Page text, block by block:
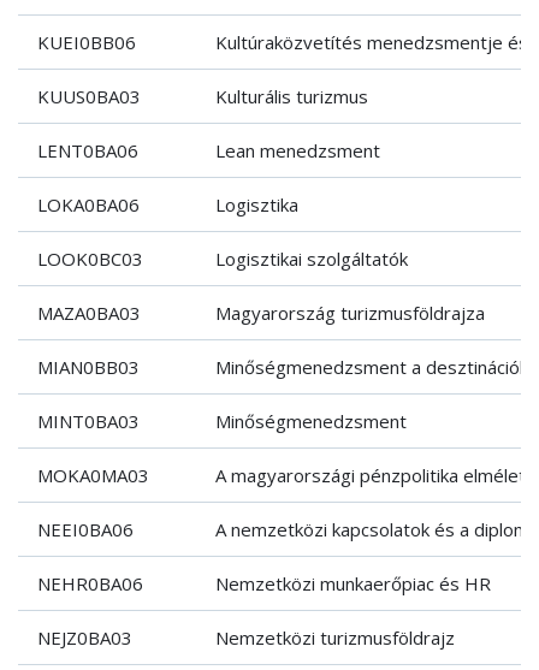
KUEI0BB06 Kultúraközvetítés menedzsmentje és
KUUS0BA03 Kulturális turizmus
LENT0BA06 Lean menedzsment
LOKA0BA06 Logisztika
LOOK0BC03 Logisztikai szolgáltatók
MAZA0BA03 Magyarország turizmusföldrajza
MIAN0BB03 Minőségmenedzsment a
MINT0BA03 Minőségmenedzsment
MOKA0MA03 A magyarországi pénzpolitika
NEEI0BA06 A nemzetközi kapcsolatok és a
NEHR0BA06 Nemzetközi munkaerőpiac és HR
NEJZ0BA03 Nemzetközi turizmusföldrajz